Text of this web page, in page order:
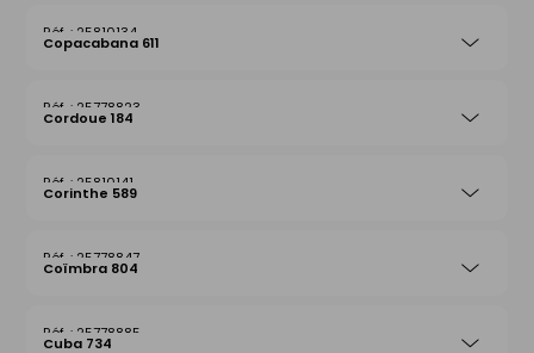
25810134
Copacabana 611
25778823
Cordoue 184
25810141
Corinthe 589
25778847
Coïmbra 804
25778885
Cuba 734